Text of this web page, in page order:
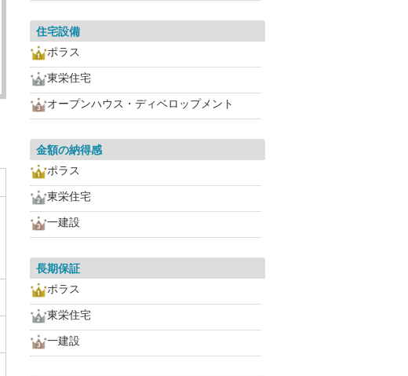
住宅設備
ポラス
東栄住宅
オープンハウス・ディベロップメント
金額の納得感
ポラス
東栄住宅
一建設
長期保証
ポラス
東栄住宅
一建設